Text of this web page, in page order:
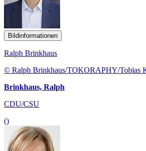
Bildinformationen
Ralph Brinkhaus
© Ralph Brinkhaus/TOKORAPHY/Tobias
Brinkhaus, Ralph
CDU/CSU
()